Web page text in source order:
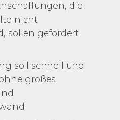
die
nicht
sollen gefördert
soll schnell und
großes